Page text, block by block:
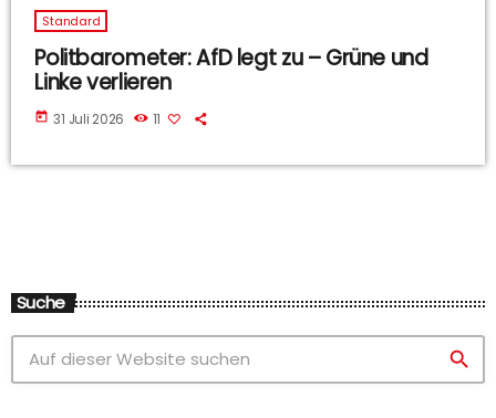
Standard
Politbarometer: AfD legt zu – Grüne und
Linke verlieren
today 31 Juli 2026 11
Suche
search